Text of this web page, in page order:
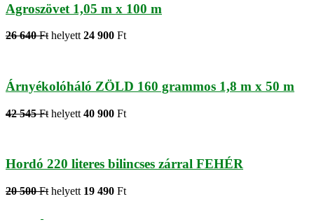
Agroszövet 1,05 m x 100 m
26 640 Ft helyett 24 900 Ft
Árnyékolóháló ZÖLD 160 grammos 1,8 m x 50 m
42 545 Ft helyett 40 900 Ft
Hordó 220 literes bilincses zárral FEHÉR
20 500 Ft helyett 19 490 Ft